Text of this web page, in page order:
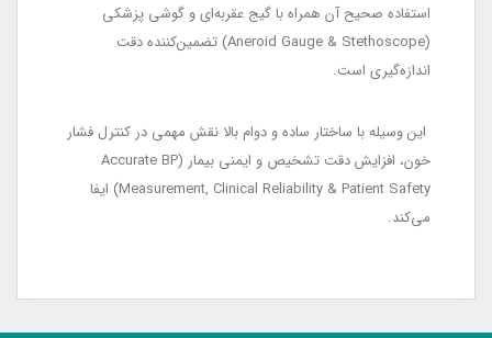
استفاده صحیح آن همراه با گیج عقربه‌ای و گوشی پزشکی
(Aneroid Gauge & Stethoscope) تضمین‌کننده دقت
اندازه‌گیری است.
این وسیله با ساختار ساده و دوام بالا نقش مهمی در کنترل فشار
خون، افزایش دقت تشخیص و ایمنی بیمار (Accurate BP
Measurement, Clinical Reliability & Patient Safety) ایفا
می‌کند.